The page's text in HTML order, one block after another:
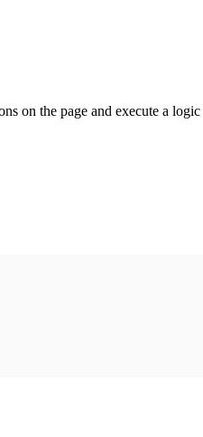
on the page and execute a